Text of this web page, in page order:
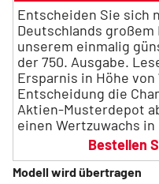
Entscheiden Sie sich
Deutschlands
unserem einmalig
der 750. Ausgabe.
Ersparnis in Höhe
Entscheidung die
Aktien-Musterdepot
einen Wertzuwachs in
Bestellen
Modell wird übertragen